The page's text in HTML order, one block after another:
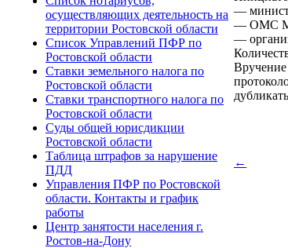
осуществляющих деятельность на
территории Ростовской области
Список Управлений ПФР по
Ростовской области
Ставки земельного налога по
Ростовской области
Ставки транспортного налога по
Ростовской области
Суды общей юрисдикции
Ростовской области
Таблица штрафов за нарушение
ПДД
Управления ПФР по Ростовской
области. Контакты и график
работы
Центр занятости населения г.
Ростов-на-Дону
—
— ОМС
—
Вручение
←